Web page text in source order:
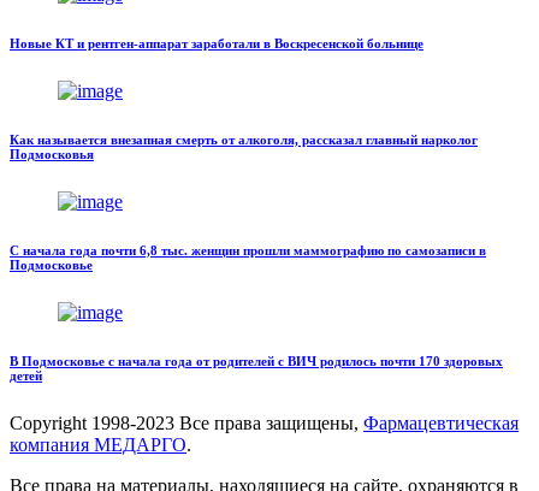
Новые КТ и рентген-аппарат заработали в Воскресенской больнице
Как называется внезапная смерть от алкоголя, рассказал главный нарколог
Подмосковья
С начала года почти 6,8 тыс. женщин прошли маммографию по самозаписи в
Подмосковье
В Подмосковье с начала года от родителей с ВИЧ родилось почти 170 здоровых
детей
Copyright 1998-2023 Все права защищены, Фармацевтическая
компания МЕДАРГО.
Все права на материалы, находящиеся на сайте, охраняются в